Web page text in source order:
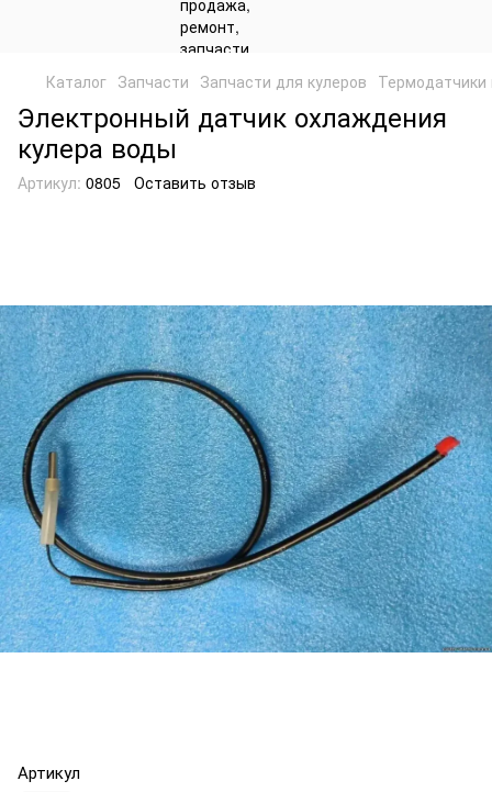
Каталог Запчасти Запчасти для кулеров
Электронный датчик охлаждения
кулера воды
Артикул: 0805 Оставить отзыв
Артикул